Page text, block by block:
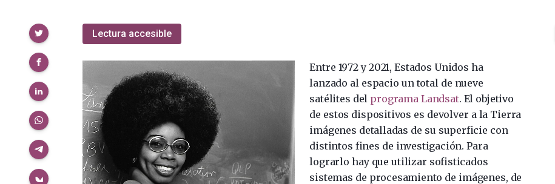
Lectura accesible
Entre 1972 y 2021, Estados Unidos ha
lanzado al espacio un total de nueve
satélites del programa Landsat. El objetivo
de estos dispositivos es devolver a la Tierra
imágenes detalladas de su superficie con
distintos fines de investigación. Para
lograrlo hay que utilizar sofisticados
sistemas de procesamiento de imágenes, de
Compartir